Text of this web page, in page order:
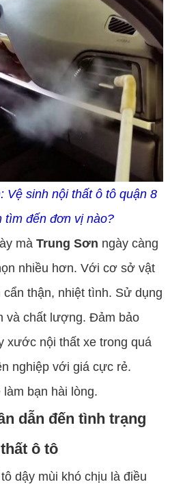
Vệ sinh nội thất ô tô quận 8
tìm đến đơn vị nào?
mà Trung Sơn ngày càng
nhiều hơn. Với cơ sở vật
thận, nhiệt tình. Sử dụng
và chất lượng. Đảm bảo
xước nội thất xe trong quá
nghiệp với giá cực rẻ.
làm bạn hài lòng.
dẫn đến tình trạng
ô tô
dậy mùi khó chịu là điều